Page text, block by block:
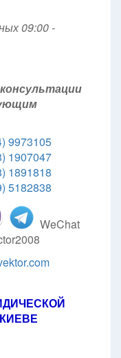
09:00 -
9973105
1907047
1891818
5182838
WeChat